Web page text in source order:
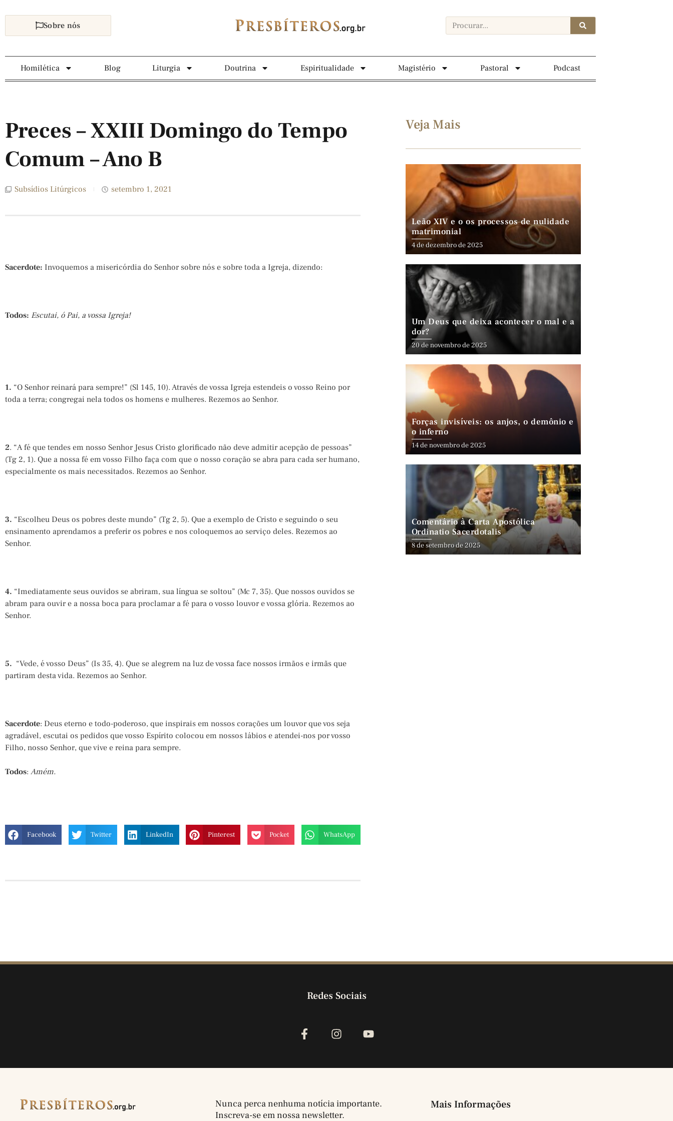
Sobre nós
Homilética Blog Liturgia Doutrina Espiritualidade Magistério Pastoral Podcast
Preces – XXIII Domingo do Tempo
Comum – Ano B
Subsídios Litúrgicos setembro 1, 2021
Sacerdote: Invoquemos a misericórdia do Senhor sobre nós e sobre toda a Igreja, dizendo:
Todos: Escutai, ó Pai, a vossa Igreja!
1. “O Senhor reinará para sempre!” (Sl 145, 10). Através de vossa Igreja estendeis o vosso Reino por
toda a terra; congregai nela todos os homens e mulheres. Rezemos ao Senhor.
2. “A fé que tendes em nosso Senhor Jesus Cristo glorificado não deve admitir acepção de pessoas”
(Tg 2, 1). Que a nossa fé em vosso Filho faça com que o nosso coração se abra para cada ser humano,
especialmente os mais necessitados. Rezemos ao Senhor.
3. “Escolheu Deus os pobres deste mundo” (Tg 2, 5). Que a exemplo de Cristo e seguindo o seu
ensinamento aprendamos a preferir os pobres e nos coloquemos ao serviço deles. Rezemos ao
Senhor.
4. “Imediatamente seus ouvidos se abriram, sua língua se soltou” (Mc 7, 35). Que nossos ouvidos se
abram para ouvir e a nossa boca para proclamar a fé para o vosso louvor e vossa glória. Rezemos ao
Senhor.
5. “Vede, é vosso Deus” (Is 35, 4). Que se alegrem na luz de vossa face nossos irmãos e irmãs que
partiram desta vida. Rezemos ao Senhor.
Sacerdote: Deus eterno e todo-poderoso, que inspirais em nossos corações um louvor que vos seja
agradável, escutai os pedidos que vosso Espírito colocou em nossos lábios e atendei-nos por vosso
Filho, nosso Senhor, que vive e reina para sempre.
Todos: Amém.
Facebook Twitter LinkedIn Pinterest Pocket WhatsApp
Veja Mais
Leão XIV e o os processos de nulidade
matrimonial
4 de dezembro de 2025
Um Deus que deixa acontecer o mal e a
dor?
20 de novembro de 2025
Forças invisíveis: os anjos, o demônio e
o inferno
14 de novembro de 2025
Comentário à Carta Apostólica
Ordinatio Sacerdotalis
8 de setembro de 2025
Redes Sociais
Nunca perca nenhuma notícia importante.
Inscreva-se em nossa newsletter.
Mais Informações